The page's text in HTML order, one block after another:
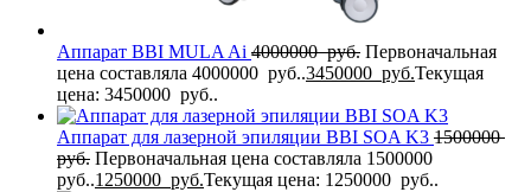
Аппарат BBI MULA Ai 4000000руб. Первоначальная
цена составляла 4000000 руб..3450000 руб.Текущая
цена: 3450000 руб..
Аппарат для лазерной эпиляции BBI SOA K3 1500000
руб. Первоначальная цена составляла 1500000
руб..1250000 руб.Текущая цена: 1250000 руб..